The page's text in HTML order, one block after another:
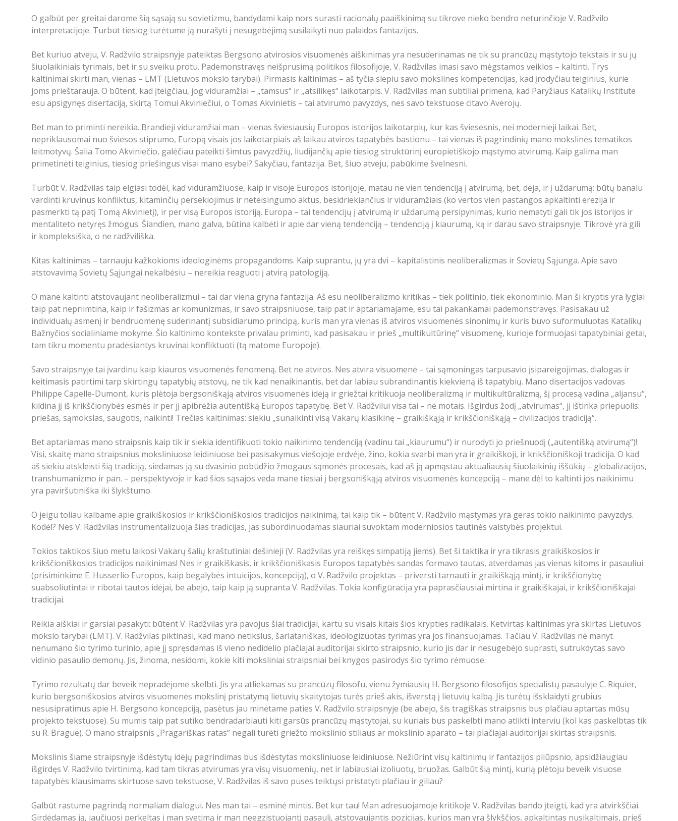
O galbūt per greitai darome šią sąsają su sovietizmu, bandydami kaip nors surasti racionalų paaiškinimą su tikrove nieko bendro neturinčioje V. Radžvilo
interpretacijoje. Turbūt tiesiog turėtume ją nurašyti į nesugebėjimą susilaikyti nuo palaidos fantazijos.
Bet kuriuo atveju, V. Radžvilo straipsnyje pateiktas Bergsono atvirosios visuomenės aiškinimas yra nesuderinamas ne tik su prancūzų mąstytojo tekstais ir su jų
šiuolaikiniais tyrimais, bet ir su sveiku protu. Pademonstravęs neišprusimą politikos filosofijoje, V. Radžvilas imasi savo mėgstamos veiklos – kaltinti. Trys
kaltinimai skirti man, vienas – LMT (Lietuvos mokslo tarybai). Pirmasis kaltinimas – aš tyčia slepiu savo mokslines kompetencijas, kad įrodyčiau teiginius, kurie
joms prieštarauja. O būtent, kad įteigčiau, jog viduramžiai – „tamsus“ ir „atsilikęs“ laikotarpis. V. Radžvilas man subtiliai primena, kad Paryžiaus Katalikų Institute
esu apsigynęs disertaciją, skirtą Tomui Akviniečiui, o Tomas Akvinietis – tai atvirumo pavyzdys, nes savo tekstuose citavo Averojų.
Bet man to priminti nereikia. Brandieji viduramžiai man – vienas šviesiausių Europos istorijos laikotarpių, kur kas šviesesnis, nei modernieji laikai. Bet,
nepriklausomai nuo šviesos stiprumo, Europą visais jos laikotarpiais aš laikau atviros tapatybės bastionu – tai vienas iš pagrindinių mano mokslinės tematikos
leitmotyvų. Šalia Tomo Akviniečio, galėčiau pateikti šimtus pavyzdžių, liudijančių apie tiesiog struktūrinį europietiškojo mąstymo atvirumą. Kaip galima man
primetinėti teiginius, tiesiog priešingus visai mano esybei? Sakyčiau, fantazija. Bet, šiuo atveju, pabūkime švelnesni.
Turbūt V. Radžvilas taip elgiasi todėl, kad viduramžiuose, kaip ir visoje Europos istorijoje, matau ne vien tendenciją į atvirumą, bet, deja, ir į uždarumą: būtų banalu
vardinti kruvinus konfliktus, kitaminčių persekiojimus ir neteisingumo aktus, besidriekiančius ir viduramžiais (ko vertos vien pastangos apkaltinti erezija ir
pasmerkti tą patį Tomą Akvinietį), ir per visą Europos istoriją. Europa – tai tendencijų į atvirumą ir uždarumą persipynimas, kurio nematyti gali tik jos istorijos ir
mentaliteto netyręs žmogus. Šiandien, mano galva, būtina kalbėti ir apie dar vieną tendenciją – tendenciją į kiaurumą, ką ir darau savo straipsnyje. Tikrovė yra gili
ir kompleksiška, o ne radžviliška.
Kitas kaltinimas – tarnauju kažkokioms ideologinėms propagandoms. Kaip suprantu, jų yra dvi – kapitalistinis neoliberalizmas ir Sovietų Sąjunga. Apie savo
atstovavimą Sovietų Sąjungai nekalbėsiu – nereikia reaguoti į atvirą patologiją.
O mane kaltinti atstovaujant neoliberalizmui – tai dar viena gryna fantazija. Aš esu neoliberalizmo kritikas – tiek politinio, tiek ekonominio. Man ši kryptis yra lygiai
taip pat nepriimtina, kaip ir fašizmas ar komunizmas, ir savo straipsniuose, taip pat ir aptariamajame, esu tai pakankamai pademonstravęs. Pasisakau už
individualų asmenį ir bendruomenę suderinantį subsidiarumo principą, kuris man yra vienas iš atviros visuomenės sinonimų ir kuris buvo suformuluotas Katalikų
Bažnyčios socialiniame mokyme. Šio kaltinimo kontekste privalau priminti, kad pasisakau ir prieš „multikultūrinę“ visuomenę, kurioje formuojasi tapatybiniai getai,
tam tikru momentu pradėsiantys kruvinai konfliktuoti (tą matome Europoje).
Savo straipsnyje tai įvardinu kaip kiauros visuomenės fenomeną. Bet ne atviros. Nes atvira visuomenė – tai sąmoningas tarpusavio įsipareigojimas, dialogas ir
keitimasis patirtimi tarp skirtingų tapatybių atstovų, ne tik kad nenaikinantis, bet dar labiau subrandinantis kiekvieną iš tapatybių. Mano disertacijos vadovas
Philippe Capelle-Dumont, kuris plėtoja bergsoniškąją atviros visuomenės idėją ir griežtai kritikuoja neoliberalizmą ir multikultūralizmą, šį procesą vadina „aljansu“,
kildina jį iš krikščionybės esmės ir per jį apibrėžia autentišką Europos tapatybę. Bet V. Radžvilui visa tai – nė motais. Išgirdus žodį „atvirumas“, jį ištinka priepuolis:
priešas, sąmokslas, saugotis, naikinti! Trečias kaltinimas: siekiu „sunaikinti visą Vakarų klasikinę – graikiškąją ir krikščioniškąją – civilizacijos tradiciją“.
Bet aptariamas mano straipsnis kaip tik ir siekia identifikuoti tokio naikinimo tendenciją (vadinu tai „kiaurumu“) ir nurodyti jo priešnuodį („autentišką atvirumą“)!
Visi, skaitę mano straipsnius moksliniuose leidiniuose bei pasisakymus viešojoje erdvėje, žino, kokia svarbi man yra ir graikiškoji, ir krikščioniškoji tradicija. O kad
aš siekiu atskleisti šią tradiciją, siedamas ją su dvasinio pobūdžio žmogaus sąmonės procesais, kad aš ją apmąstau aktualiausių šiuolaikinių iššūkių – globalizacijos,
transhumanizmo ir pan. – perspektyvoje ir kad šios sąsajos veda mane tiesiai į bergsoniškąją atviros visuomenės koncepciją – mane dėl to kaltinti jos naikinimu
yra paviršutiniška iki šlykštumo.
O jeigu toliau kalbame apie graikiškosios ir krikščioniškosios tradicijos naikinimą, tai kaip tik – būtent V. Radžvilo mąstymas yra geras tokio naikinimo pavyzdys.
Kodėl? Nes V. Radžvilas instrumentalizuoja šias tradicijas, jas subordinuodamas siauriai suvoktam moderniosios tautinės valstybės projektui.
Tokios taktikos šiuo metu laikosi Vakarų šalių kraštutiniai dešinieji (V. Radžvilas yra reiškęs simpatiją jiems). Bet ši taktika ir yra tikrasis graikiškosios ir
krikščioniškosios tradicijos naikinimas! Nes ir graikiškasis, ir krikščioniškasis Europos tapatybės sandas formavo tautas, atverdamas jas vienas kitoms ir pasauliui
(prisiminkime E. Husserlio Europos, kaip begalybės intuicijos, koncepciją), o V. Radžvilo projektas – priversti tarnauti ir graikiškąją mintį, ir krikščionybę
suabsoliutintai ir ribotai tautos idėjai, be abejo, taip kaip ją supranta V. Radžvilas. Tokia konfigūracija yra paprasčiausiai mirtina ir graikiškajai, ir krikščioniškajai
tradicijai.
Reikia aiškiai ir garsiai pasakyti: būtent V. Radžvilas yra pavojus šiai tradicijai, kartu su visais kitais šios krypties radikalais. Ketvirtas kaltinimas yra skirtas Lietuvos
mokslo tarybai (LMT). V. Radžvilas piktinasi, kad mano netikslus, šarlataniškas, ideologizuotas tyrimas yra jos finansuojamas. Tačiau V. Radžvilas nė manyt
nenumano šio tyrimo turinio, apie jį spręsdamas iš vieno nedidelio plačiajai auditorijai skirto straipsnio, kurio jis dar ir nesugebėjo suprasti, sutrukdytas savo
vidinio pasaulio demonų. Jis, žinoma, nesidomi, kokie kiti moksliniai straipsniai bei knygos pasirodys šio tyrimo rėmuose.
Tyrimo rezultatų dar beveik nepradėjome skelbti. Jis yra atliekamas su prancūzų filosofu, vienu žymiausių H. Bergsono filosofijos specialistų pasaulyje C. Riquier,
kurio bergsoniškosios atviros visuomenės mokslinį pristatymą lietuvių skaitytojas turės prieš akis, išverstą į lietuvių kalbą. Jis turėtų išsklaidyti grubius
nesusipratimus apie H. Bergsono koncepciją, pasėtus jau minėtame paties V. Radžvilo straipsnyje (be abejo, šis tragiškas straipsnis bus plačiau aptartas mūsų
projekto tekstuose). Su mumis taip pat sutiko bendradarbiauti kiti garsūs prancūzų mąstytojai, su kuriais bus paskelbti mano atlikti interviu (kol kas paskelbtas tik
su R. Brague). O mano straipsnis „Pragariškas ratas“ negali turėti griežto mokslinio stiliaus ar mokslinio aparato – tai plačiajai auditorijai skirtas straipsnis.
Mokslinis šiame straipsnyje išdėstytų idėjų pagrindimas bus išdėstytas moksliniuose leidiniuose. Nežiūrint visų kaltinimų ir fantazijos pliūpsnio, apsidžiaugiau
išgirdęs V. Radžvilo tvirtinimą, kad tam tikras atvirumas yra visų visuomenių, net ir labiausiai izoliuotų, bruožas. Galbūt šią mintį, kurią plėtoju beveik visuose
tapatybės klausimams skirtuose savo tekstuose, V. Radžvilas iš savo pusės teiktųsi pristatyti plačiau ir giliau?
Galbūt rastume pagrindą normaliam dialogui. Nes man tai – esminė mintis. Bet kur tau! Man adresuojamoje kritikoje V. Radžvilas bando įteigti, kad yra atvirkščiai.
Girdėdamas ją, jaučiuosi perkeltas į man svetimą ir man neegzistuojantį pasaulį, atstovaujantis pozicijas, kurios man yra šlykščios, apkaltintas nusikaltimais, prieš